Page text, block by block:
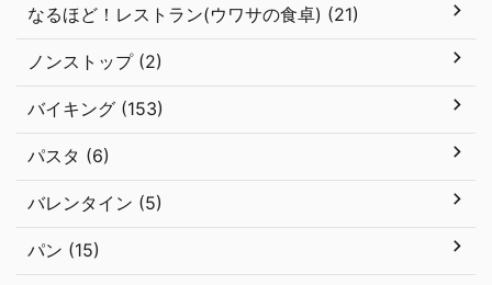
なるほど！レストラン(ウワサの食卓) (21)
ノンストップ (2)
バイキング (153)
パスタ (6)
バレンタイン (5)
パン (15)